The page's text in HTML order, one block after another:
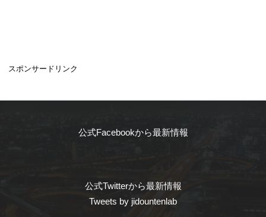
スポンサードリンク
公式Facebookから最新情報
公式Twitterから最新情報
Tweets by jidountenlab